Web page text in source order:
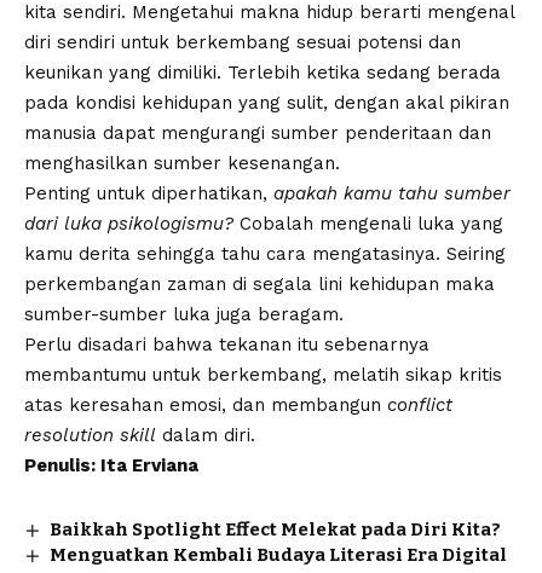
kita sendiri. Mengetahui makna hidup berarti mengenal
diri sendiri untuk berkembang sesuai potensi dan
keunikan yang dimiliki. Terlebih ketika sedang berada
pada kondisi kehidupan yang sulit, dengan akal pikiran
manusia dapat mengurangi sumber penderitaan dan
menghasilkan sumber kesenangan.
Penting untuk diperhatikan, apakah kamu tahu sumber
dari luka psikologismu? Cobalah mengenali luka yang
kamu derita sehingga tahu cara mengatasinya. Seiring
perkembangan zaman di segala lini kehidupan maka
sumber-sumber luka juga beragam.
Perlu disadari bahwa tekanan itu sebenarnya
membantumu untuk berkembang, melatih sikap kritis
atas keresahan emosi, dan membangun conflict
resolution skill dalam diri.
Penulis: Ita Erviana
Baikkah Spotlight Effect Melekat pada Diri Kita?
Menguatkan Kembali Budaya Literasi Era Digital